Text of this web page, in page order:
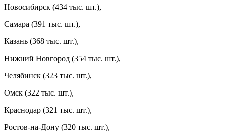
Новосибирск (434 тыс. шт.),
Самара (391 тыс. шт.),
Казань (368 тыс. шт.),
Нижний Новгород (354 тыс. шт.),
Челябинск (323 тыс. шт.),
Омск (322 тыс. шт.),
Краснодар (321 тыс. шт.),
Ростов-на-Дону (320 тыс. шт.),